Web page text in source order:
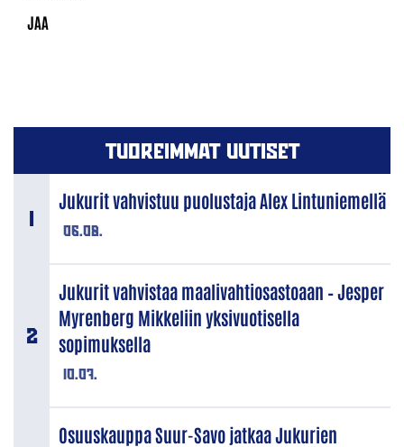
TUOREIMMAT UUTISET
06.08.
Jukurit vahvistuu puolustaja Alex Lintuniemellä
10.07.
Jukurit vahvistaa maalivahtiosastoaan – Jesper
Myrenberg Mikkeliin yksivuotisella
sopimuksella
Osuuskauppa Suur-Savo jatkaa Jukurien